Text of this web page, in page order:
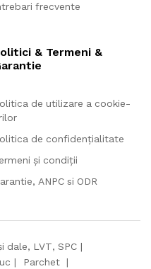
frecvente
& Termeni &
de utilizare a cookie-
de confidențialitate
și condiții
ANPC si ODR
dale, LVT, SPC
Parchet